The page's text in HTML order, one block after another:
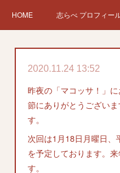
HOME 志らべ プロフィー
チケット予約 Instagram
2020.11.24 13:52
昨夜の「マコッサ！」
節にありがとうござい
す。
次回は1月18日月曜日、
を予定しております。
す。